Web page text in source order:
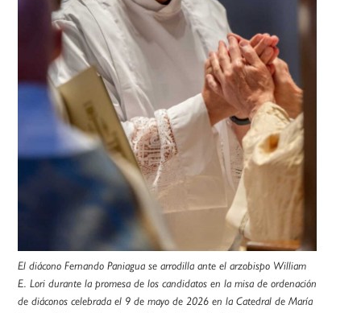
El diácono Fernando Paniagua se arrodilla ante el arzobispo William
E. Lori durante la promesa de los candidatos en la misa de ordenación
de diáconos celebrada el 9 de mayo de 2026 en la Catedral de María